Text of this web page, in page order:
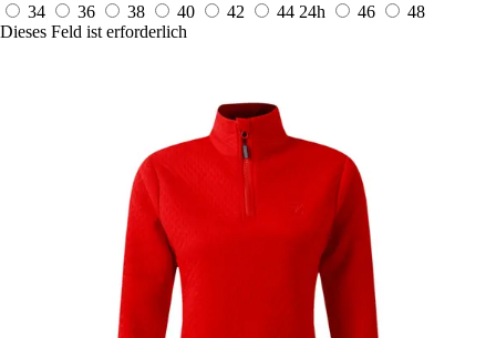
34 36 38 40 42 44 24h 46
48
Dieses Feld ist erforderlich